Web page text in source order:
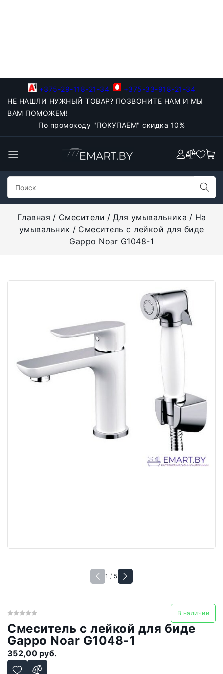
+375-29-118-21-34
+375-33-918-21-34
НЕ НАШЛИ НУЖНЫЙ ТОВАР? ПОЗВОНИТЕ НАМ И МЫ
ВАМ ПОМОЖЕМ!
По промокоду "ПОКУПАЕМ" скидка 10%
Главная Смесители Для умывальника
На
умывальник
Смеситель с лейкой для биде
Gappo Noar G1048-1
1 / 5
В наличии
Смеситель с лейкой для биде
Gappo Noar G1048-1
352,00 руб.